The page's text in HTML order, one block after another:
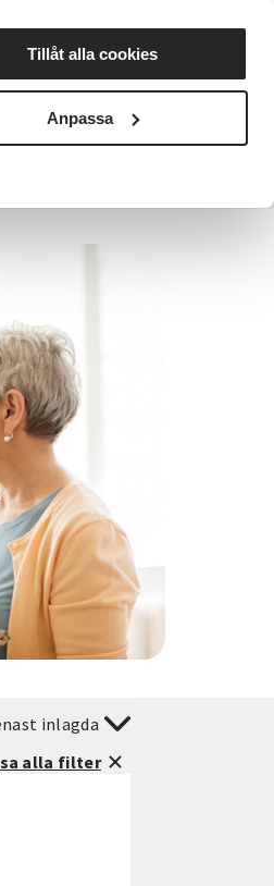
Tillåt alla cookies
Anpassa
Nyheter Avdelningar
inlagda
alla filter